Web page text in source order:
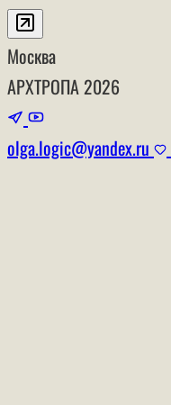
Москва
АРХТРОПА 2026
olga.logic@yandex.ru